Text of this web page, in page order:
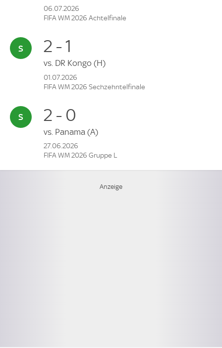
06.07.2026
FIFA WM 2026 Achtelfinale
2 - 1
vs. DR Kongo (H)
01.07.2026
FIFA WM 2026 Sechzehntelfinale
2 - 0
vs. Panama (A)
27.06.2026
FIFA WM 2026 Gruppe L